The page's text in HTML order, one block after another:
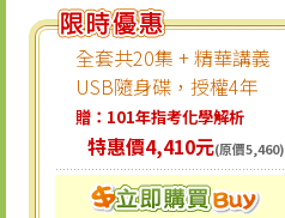
全套共20集 + 精華講義
USB隨身碟，授權4年
贈：101年指考化學解析
特惠價4,410元(原價5,460)